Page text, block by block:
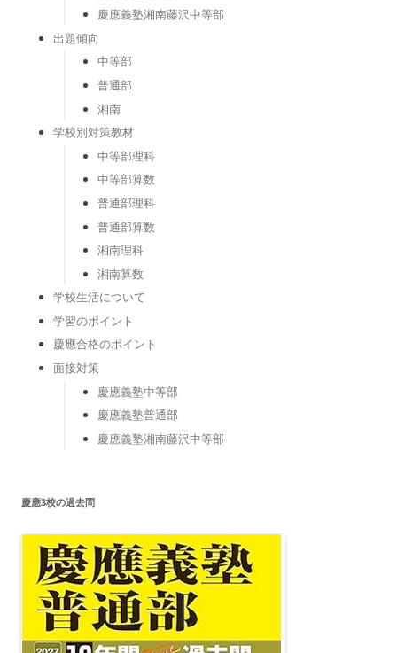
慶應義塾湘南藤沢中等部
出題傾向
中等部
普通部
湘南
学校別対策教材
中等部理科
中等部算数
普通部理科
普通部算数
湘南理科
湘南算数
学校生活について
学習のポイント
慶應合格のポイント
面接対策
慶應義塾中等部
慶應義塾普通部
慶應義塾湘南藤沢中等部
慶應3校の過去問